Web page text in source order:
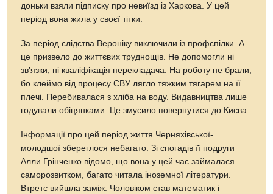
доньки взяли підписку про невиїзд із Харкова. У цей
період вона жила у своєї тітки.
За період слідства Вероніку виключили із профспілки. А
це призвело до життєвих труднощів. Не допомогли ні
зв’язки, ні кваліфікація перекладача. На роботу не брали,
бо клеймо від процесу СВУ лягло тяжким тягарем на її
плечі. Перебивалася з хліба на воду. Видавництва лише
годували обіцянками. Це змусило повернутися до Києва.
Інформації про цей період життя Черняхівської-
молодшої збереглося небагато. Зі спогадів її подруги
Алли Грінченко відомо, що вона у цей час займалася
саморозвитком, багато читала іноземної літератури.
Втретє вийшла заміж. Чоловіком став математик і